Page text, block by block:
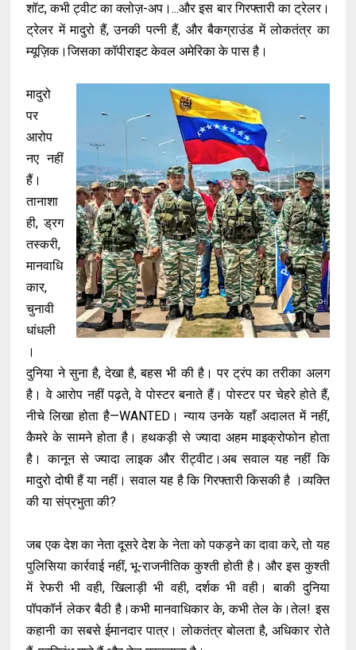
शॉट, कभी ट्वीट का क्लोज़-अप।...और इस बार गिरफ्तारी का ट्रेलर।
ट्रेलर में मादुरो हैं, उनकी पत्नी हैं, और बैकग्राउंड में लोकतंत्र का
म्यूज़िक।जिसका कॉपीराइट केवल अमेरिका के पास है।
मादुरो
पर
आरोप
नए नहीं
हैं।
तानाशा
ही, ड्रग
तस्करी,
मानवाधि
कार,
चुनावी
धांधली
।
दुनिया ने सुना है, देखा है, बहस भी की है। पर ट्रंप का तरीका अलग
है। वे आरोप नहीं पढ़ते, वे पोस्टर बनाते हैं। पोस्टर पर चेहरे होते हैं,
नीचे लिखा होता है—WANTED। न्याय उनके यहाँ अदालत में नहीं,
कैमरे के सामने होता है। हथकड़ी से ज्यादा अहम माइक्रोफोन होता
है। कानून से ज्यादा लाइक और रीट्वीट।अब सवाल यह नहीं कि
मादुरो दोषी हैं या नहीं। सवाल यह है कि गिरफ्तारी किसकी है ।व्यक्ति
की या संप्रभुता की?
जब एक देश का नेता दूसरे देश के नेता को पकड़ने का दावा करे, तो यह
पुलिसिया कार्रवाई नहीं, भू-राजनीतिक कुश्ती होती है। और इस कुश्ती
में रेफरी भी वही, खिलाड़ी भी वही, दर्शक भी वही। बाकी दुनिया
पॉपकॉर्न लेकर बैठी है।कभी मानवाधिकार के, कभी तेल के।तेल! इस
कहानी का सबसे ईमानदार पात्र। लोकतंत्र बोलता है, अधिकार रोते